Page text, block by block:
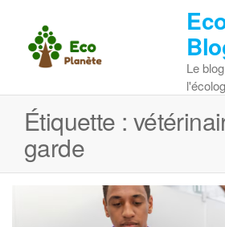
content
Le
Étiquette :
garde